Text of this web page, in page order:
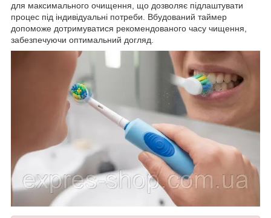
для максимального очищення, що дозволяє підлаштувати
процес під індивідуальні потреби. Вбудований таймер
допоможе дотримуватися рекомендованого часу чищення,
забезпечуючи оптимальний догляд.